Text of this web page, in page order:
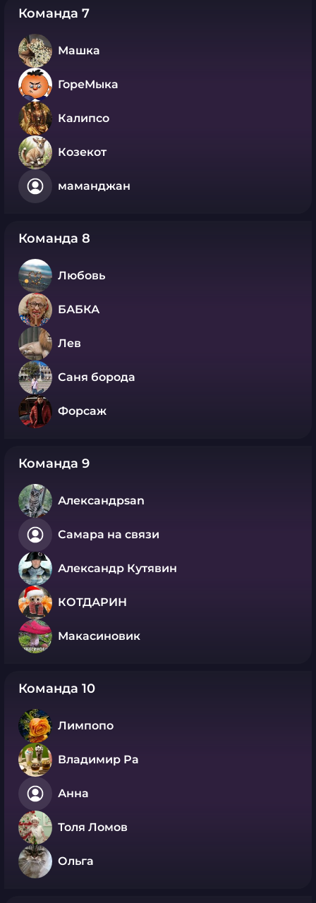
Команда 7
Машка
ГореМыка
Калипсо
Козекот
маманджан
Команда 8
Любовь
БАБКА
Лев
Саня борода
Форсаж
Команда 9
Александрsan
Самара на связи
Александр Кутявин
КОТДАРИН
Макасиновик
Команда 10
Лимпопо
Владимир Ра
Анна
Толя Ломов
Ольга